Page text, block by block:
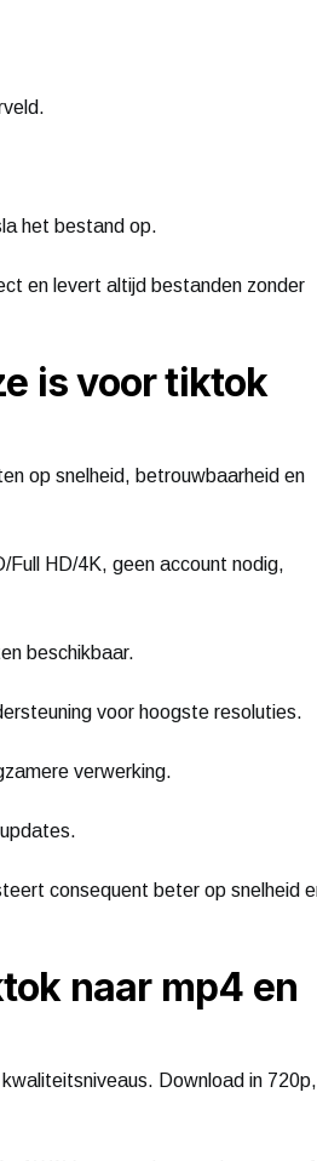
het bestand op.
en levert altijd bestanden zonder
is voor tiktok
op snelheid, betrouwbaarheid en
HD/4K, geen account nodig,
beschikbaar.
voor hoogste resoluties.
verwerking.
consequent beter op snelheid
naar mp4 en
Download in 720p,